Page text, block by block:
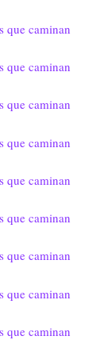
que caminan
que caminan
que caminan
que caminan
que caminan
que caminan
que caminan
que caminan
que caminan